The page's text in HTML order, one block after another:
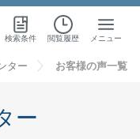
検索条件 閲覧履歴 メニュー
ター お客様の声一覧
ー